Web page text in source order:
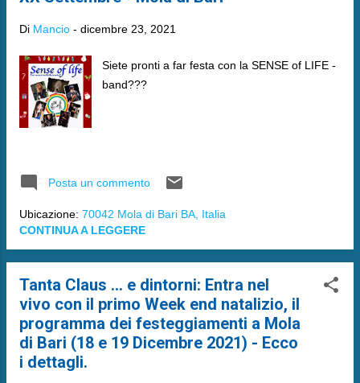
Di Mancio - dicembre 23, 2021
Siete pronti a far festa con la SENSE of LIFE -
band???
Posta un commento
Ubicazione: 70042 Mola di Bari BA, Italia
CONTINUA A LEGGERE
Tanta Claus ... e dintorni: Entra nel
vivo con il primo Week end natalizio, il
programma dei festeggiamenti a Mola
di Bari (18 e 19 Dicembre 2021) - Ecco
i dettagli.